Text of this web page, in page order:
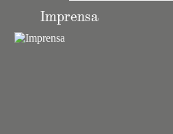
Imprensa